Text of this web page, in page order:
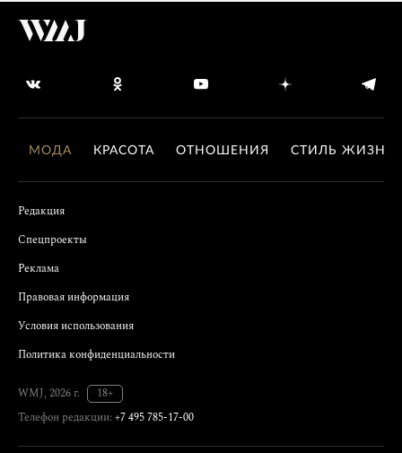
МОДА КРАСОТА ОТНОШЕНИЯ СТИЛЬ ЖИЗНИ
Редакция
Спецпроекты
Реклама
Правовая информация
Условия использования
Политика конфиденциальности
WMJ, 2026 г.
18+
Телефон редакции: +7 495 785-17-00